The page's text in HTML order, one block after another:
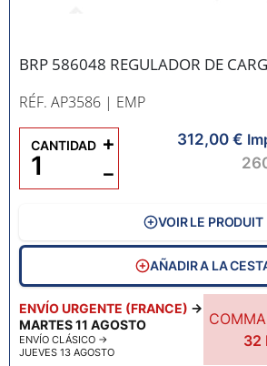
BRP 586048 REGULADOR DE
RÉF. AP3586 | EMP
ENVÍO URGENTE (FRANCE) →
MARTES 11 AGOSTO
ENVÍO CLÁSICO →
JUEVES 13 AGOSTO
32
312,00 €
CANTIDAD
−
+
VOIR LE PRODUIT
AÑADIR A LA